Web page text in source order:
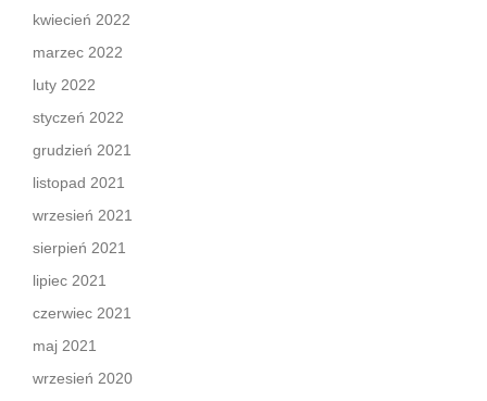
kwiecień 2022
marzec 2022
luty 2022
styczeń 2022
grudzień 2021
listopad 2021
wrzesień 2021
sierpień 2021
lipiec 2021
czerwiec 2021
maj 2021
wrzesień 2020